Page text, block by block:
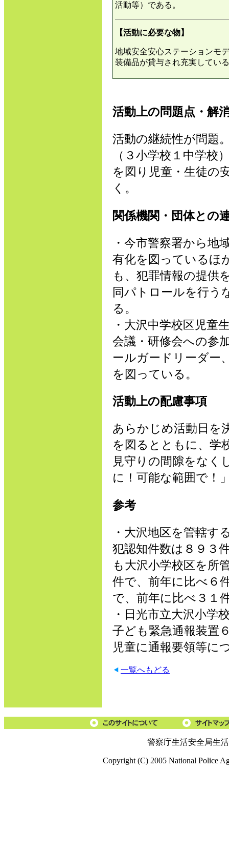
活動等）である。
【活動に必要な物】
地域安全安心ステーションモ
装備品が貸与され充実してい
活動上の問題点・解
活動の継続性が問題
（３小学校１中学校
を図り児童・生徒の
く。
関係機関・団体との
・今市警察署から地
有化を図っているほ
も、犯罪情報の提供
同パトロールを行う
る。
・大沢中学校区児童
会議・研修会への参
ールガードリーダー
を図っている。
活動上の配慮事項
あらかじめ活動日を
を図るとともに、学
見守りの間隙をなく
に！可能な範囲で！
参考
・大沢地区を管轄す
犯認知件数は８９３
も大沢小学校区を所
件で、前年に比べ６
で、前年に比べ３１
・日光市立大沢小学
子ども緊急通報装置
児童に通報要領等に
一覧へもどる
警察庁生活安全局生
Copyright (C) 2005 National Police